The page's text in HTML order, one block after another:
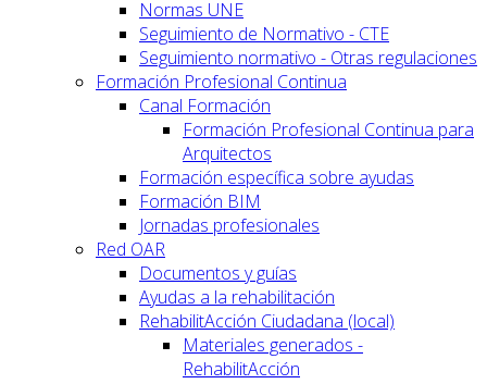
Normas UNE
Seguimiento de Normativo - CTE
Seguimiento normativo - Otras regulaciones
Formación Profesional Continua
Canal Formación
Formación Profesional Continua para
Arquitectos
Formación específica sobre ayudas
Formación BIM
Jornadas profesionales
Red OAR
Documentos y guías
Ayudas a la rehabilitación
RehabilitAcción Ciudadana (local)
Materiales generados -
RehabilitAcción